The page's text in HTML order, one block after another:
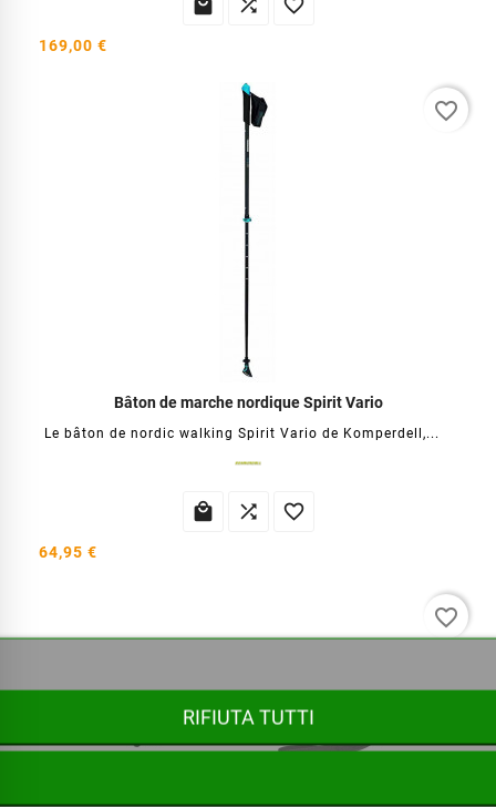
  
169,00 €
Bâton de marche nordique Spirit Vario
Le bâton de nordic walking Spirit Vario de Komperdell,...
  
64,95 €
favorite_border
favorite_border
RIFIUTA TUTTI